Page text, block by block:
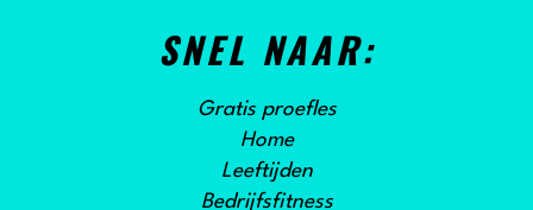
SNEL NAAR:
Gratis proefles
Home
Leeftijden
Bedrijfsfitness